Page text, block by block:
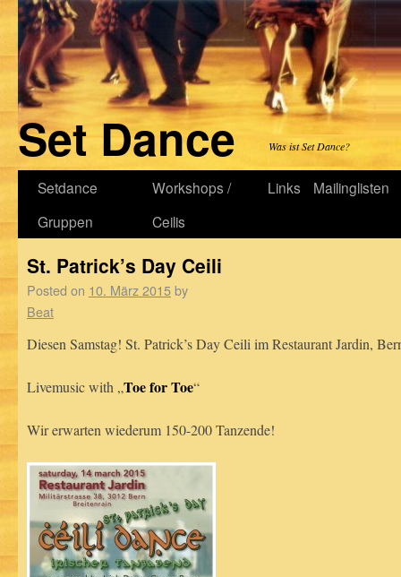
Set Dance Was ist Set Dance?
Setdance
Gruppen
Workshops /
Ceilis
Links Mailinglisten
St. Patrick’s Day Ceili
Posted on 10. März 2015by
Beat
Diesen Samstag! St. Patrick’s Day Ceili im Restaurant Jardin,
Livemusic with „Toe for Toe“
Wir erwarten wiederum 150-200 Tanzende!